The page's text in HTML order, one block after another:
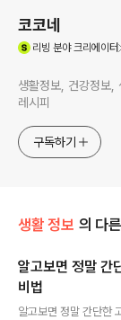
코코네
리빙 분야 크리에이터
생활정보, 건강정보,
레시피
구독하기
생활 정보 의 다
알고보면 정말 간
비법
알고보면 정말 간단한